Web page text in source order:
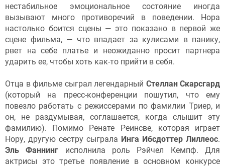
нестабильное эмоциональное состояние иногда
вызывают много противоречий в поведении. Нора
настолько боится сцены — это показано в первой же
сцене фильма, — что впадает за кулисами в панику,
рвет на себе платье и неожиданно просит партнера
ударить ее, чтобы хоть как-то прийти в себя.
Отца в фильме сыграл легендарный Стеллан Скарсгард
(который на пресс-конференции пошутил, что ему
повезло работать с режиссерами по фамилии Триер, и
он, не раздумывая, соглашается, когда слышит эту
фамилию). Помимо Ренате Реинсве, которая играет
Нору, другую сестру сыграла Инга Ибсдоттер Лиллеос.
Эль Фаннинг исполнила роль Рэйчел Кемпф. Для
актрисы это третье появление в основном конкурсе